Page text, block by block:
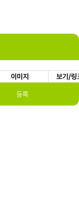
이미지 보기/링
등록